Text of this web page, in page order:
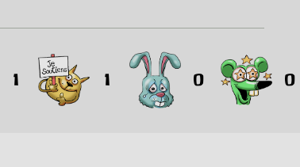
1 1 0 0